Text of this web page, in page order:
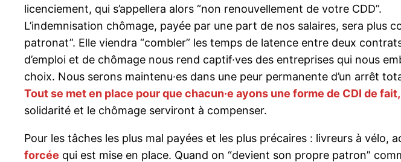
licenciement, qui s’appellera alors “non renouvellement de votre CDD”.
L’indemnisation chômage, payée par une part de nos salaires, sera plus
patronat”. Elle viendra “combler” les temps de latence entre deux
d’emploi et de chômage nous rend captif·ves des entreprises qui nous
choix. Nous serons maintenu·es dans une peur permanente d’un arrêt
Tout se met en place pour que chacun·e ayons une forme de CDI de
solidarité et le chômage serviront à compenser.
Pour les tâches les plus mal payées et les plus précaires : livreurs à vélo,
forcée qui est mise en place. Quand on “devient son propre patron”